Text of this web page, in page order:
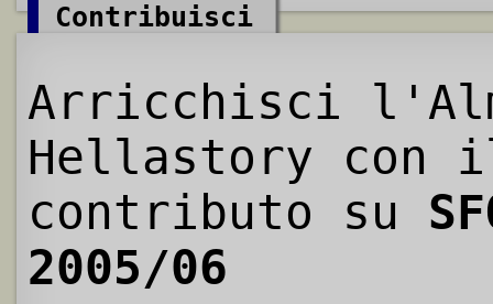
Contribuisci
Arricchisci
Hellastory con
contributo su
2005/06